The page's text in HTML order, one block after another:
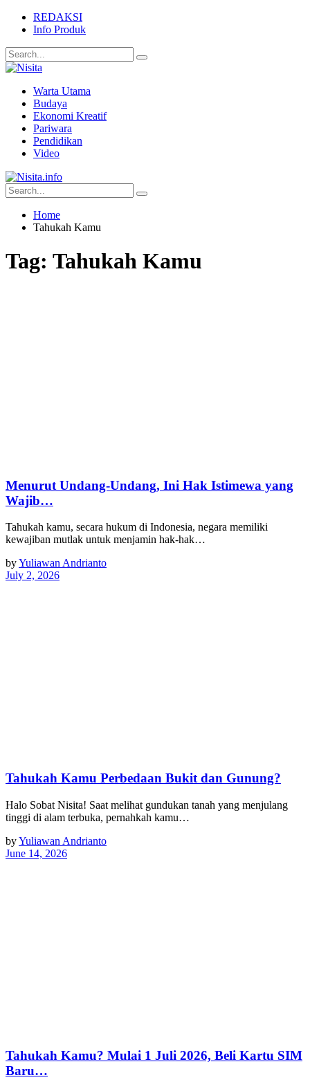
REDAKSI
Info Produk
Warta Utama
Budaya
Ekonomi Kreatif
Pariwara
Pendidikan
Video
Home
Tahukah Kamu
Tag: Tahukah Kamu
Menurut Undang-Undang, Ini Hak Istimewa yang
Wajib…
Tahukah kamu, secara hukum di Indonesia, negara memiliki
kewajiban mutlak untuk menjamin hak-hak…
byYuliawan Andrianto
July 2, 2026
Tahukah Kamu Perbedaan Bukit dan Gunung?
Halo Sobat Nisita! Saat melihat gundukan tanah yang menjulang
tinggi di alam terbuka, pernahkah kamu…
byYuliawan Andrianto
June 14, 2026
Tahukah Kamu? Mulai 1 Juli 2026, Beli Kartu SIM
Baru…